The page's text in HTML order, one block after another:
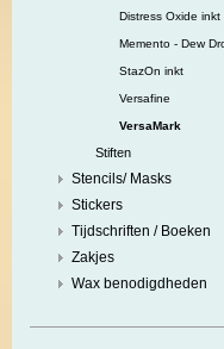
Distress Oxide inkt
Memento - Dew
StazOn inkt
Versafine
VersaMark
Stiften
Stencils/ Masks
Stickers
Tijdschriften / Boeken
Zakjes
Wax benodigdheden